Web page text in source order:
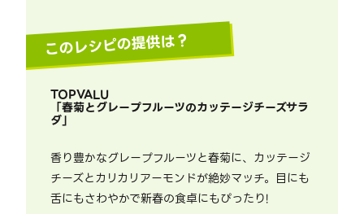
このレシピの提供は？
TOPVALU
「春菊とグレープフルーツのカッテージチーズサラ
ダ」
香り豊かなグレープフルーツと春菊に、カッテージ
チーズとカリカリアーモンドが絶妙マッチ。目にも
舌にもさわやかで新春の食卓にもぴったり!